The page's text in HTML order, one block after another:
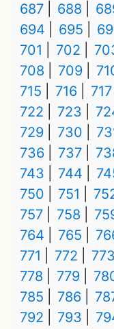
687
688
694
695
701
702
708
709
715
716 717
722
723
729
730
736
737
743
744
750
751
757
758
764
765
771
772 773
778
779
785
786
792
793